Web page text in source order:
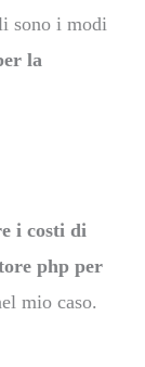
sono i modi
la
i costi di
php per
mio caso.